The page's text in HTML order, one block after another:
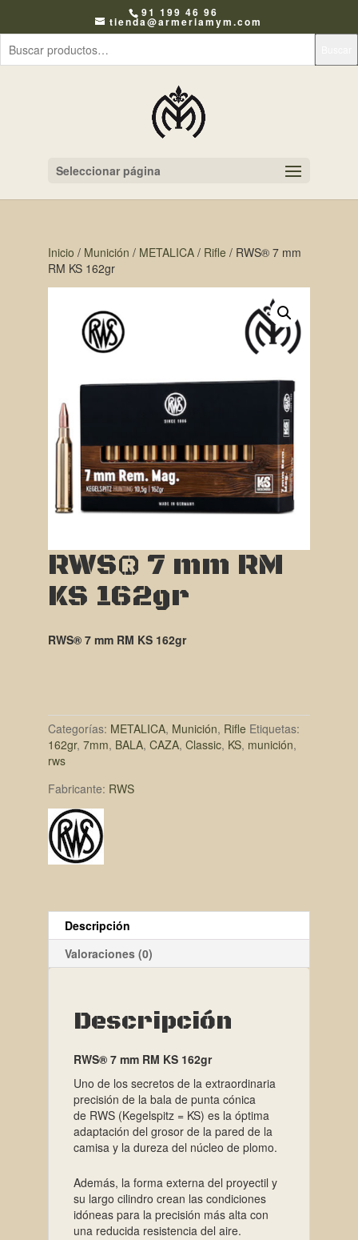
91 199 46 96
tienda@armeriamym.com
Seleccionar página
Inicio / Munición / METALICA/ Rifle / RWS® 7 mm
RM KS 162gr
RWS® 7 mm RM
KS 162gr
RWS® 7 mm RM KS 162gr
Categorías: METALICA, Munición, Rifle Etiquetas:
162gr, 7mm, BALA, CAZA, Classic, KS, munición,
rws
Fabricante: RWS
Descripción
Valoraciones (0)
Descripción
RWS® 7 mm RM KS 162gr
Uno de los secretos de la extraordinaria
precisión de la bala de punta cónica
de RWS (Kegelspitz = KS) es la óptima
adaptación del grosor de la pared de la
camisa y la dureza del núcleo de plomo.
Además, la forma externa del proyectil y
su largo cilindro crean las condiciones
idóneas para la precisión más alta con
una reducida resistencia del aire.